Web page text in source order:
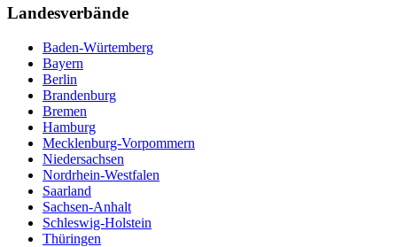
Landesverbände
Baden-Würtemberg
Bayern
Berlin
Brandenburg
Bremen
Hamburg
Mecklenburg-Vorpommern
Niedersachsen
Nordrhein-Westfalen
Saarland
Sachsen-Anhalt
Schleswig-Holstein
Thüringen